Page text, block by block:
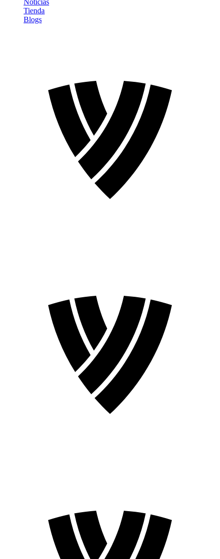
Noticias
Tienda
Blogs